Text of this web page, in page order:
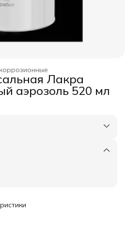
Лакра
аэрозоль 520 мл